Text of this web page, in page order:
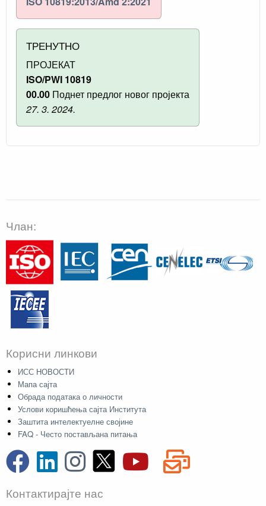
ТРЕНУТНО
ПРОЈЕКАТ
ISO/PWI 10819
00.00 Поднет предлог новог пројекта
27. 3. 2024.
Члан:
Корисни линкови
ИСС НОВОСТИ
Мапа сајта
Обрада података о личности
Услови коришћења сајта Института
Заштита интелектуелне својине
FAQ - Често постављана питања
Контактирајте нас